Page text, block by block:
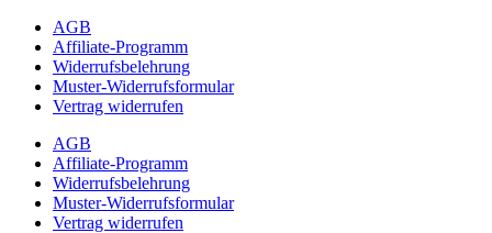
AGB
Affiliate-Programm
Widerrufsbelehrung
Muster-Widerrufsformular
Vertrag widerrufen
AGB
Affiliate-Programm
Widerrufsbelehrung
Muster-Widerrufsformular
Vertrag widerrufen